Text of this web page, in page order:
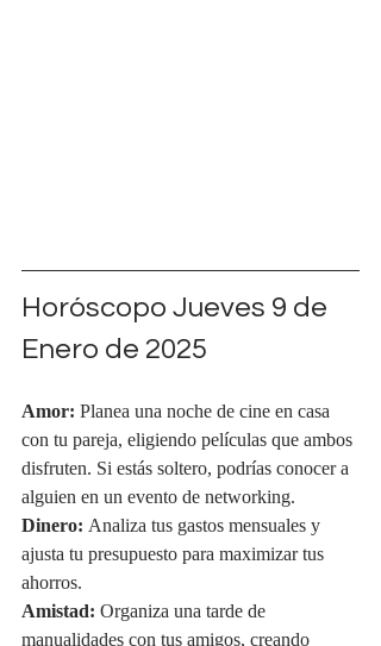
Horóscopo Jueves 9 de
Enero de 2025
Amor: Planea una noche de cine en casa
con tu pareja, eligiendo películas que ambos
disfruten. Si estás soltero, podrías conocer a
alguien en un evento de networking.
Dinero: Analiza tus gastos mensuales y
ajusta tu presupuesto para maximizar tus
ahorros.
Amistad: Organiza una tarde de